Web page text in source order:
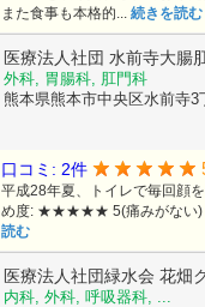
また食事も本格的... 続きを読む
医療法人社団 水前寺大腸
外科, 胃腸科, 肛門科
熊本県熊本市中央区水前寺3
口コミ: 2件
平成28年夏、トイレで毎回顔
め度: ★★★★★ 5(痛みがない)
読む
医療法人社団緑水会 花畑
内科, 外科, 呼吸器科, ...